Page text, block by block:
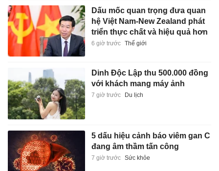
Dấu mốc quan trọng đưa quan
hệ Việt Nam-New Zealand phát
triển thực chất và hiệu quả hơn
6 giờ trước Thế giới
Dinh Độc Lập thu 500.000 đồng
với khách mang máy ảnh
7 giờ trước Du lịch
5 dấu hiệu cảnh báo viêm gan C
đang âm thầm tấn công
7 giờ trước Sức khỏe